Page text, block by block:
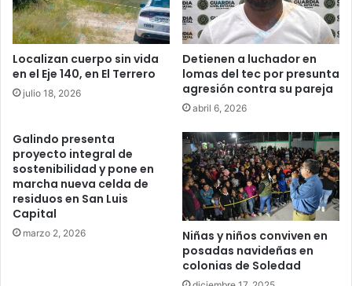
Localizan cuerpo sin vida
en el Eje 140, en El Terrero
julio 18, 2026
Detienen a luchador en
lomas del tec por presunta
agresión contra su pareja
abril 6, 2026
Galindo presenta
proyecto integral de
sostenibilidad y pone en
marcha nueva celda de
residuos en San Luis
Capital
marzo 2, 2026
Niñas y niños conviven en
posadas navideñas en
colonias de Soledad